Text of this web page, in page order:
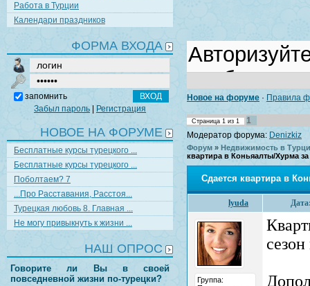
Работа в Турции
Календари праздников
ФОРМА ВХОДА
запомнить
Забыл пароль
Регистрация
НОВОЕ НА ФОРУМЕ
Бесплатные курсы турецкого ...
Бесплатные курсы турецкого ...
Поболтаем? 7
...Про Расставания, Расстоя...
Турецкая любовь 8. Главная ...
Не могу привыкнуть к жизни ...
НАШ ОПРОС
Говорите ли Вы в своей
повседневной жизни по-турецки?
Новое на форуме · Правила
Страница 1 из 1
1
Модератор форума: Denizkiz
Форум » Недвижимость в
квартира в Коньяалты/Хурма за
Сдается квартира в
lyuda
Группа: